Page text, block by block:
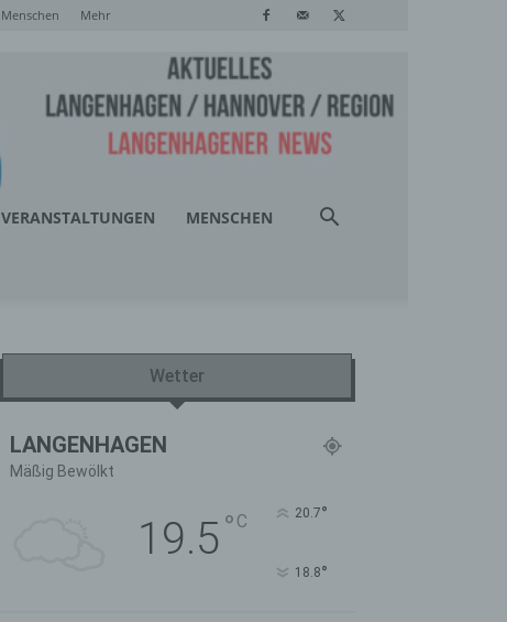
Menschen Mehr
VERANSTALTUNGEN MENSCHEN
Wetter
LANGENHAGEN
Mäßig Bewölkt
19.5° C 20.7°
18.8°